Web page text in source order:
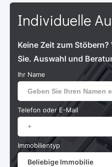
Individuelle
Keine Zeit zum
Sie. Auswahl und
Ihr Name
Telefon oder E-Mail
Immobilientyp
Beliebige Immobilie